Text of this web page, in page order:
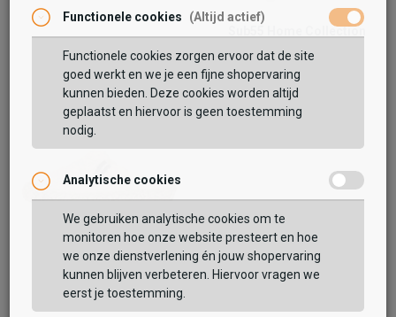
Verbenas
Yuma Curly
49,99
Sub55 Home Collection
39,99
Functionele cookies (Altijd actief)
Functionele cookies zorgen ervoor dat de site
goed werkt en we je een fijne shopervaring
kunnen bieden. Deze cookies worden altijd
geplaatst en hiervoor is geen toestemming
nodig.
Analytische cookies
We gebruiken analytische cookies om te
monitoren hoe onze website presteert en hoe
we onze dienstverlening én jouw shopervaring
kunnen blijven verbeteren. Hiervoor vragen we
eerst je toestemming.